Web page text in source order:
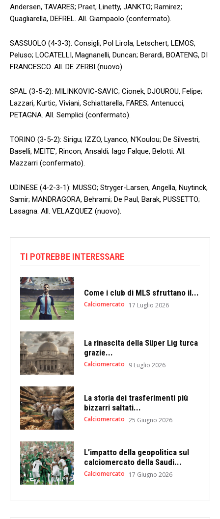
Andersen, TAVARES; Praet, Linetty, JANKTO; Ramirez;
Quagliarella, DEFREL. All. Giampaolo (confermato).
SASSUOLO (4-3-3): Consigli, Pol Lirola, Letschert, LEMOS,
Peluso; LOCATELLI, Magnanelli, Duncan; Berardi, BOATENG, DI
FRANCESCO. All. DE ZERBI (nuovo).
SPAL (3-5-2): MILINKOVIC-SAVIC; Cionek, DJOUROU, Felipe;
Lazzari, Kurtic, Viviani, Schiattarella, FARES; Antenucci,
PETAGNA. All. Semplici (confermato).
TORINO (3-5-2): Sirigu; IZZO, Lyanco, N’Koulou; De Silvestri,
Baselli, MEITE’, Rincon, Ansaldi; Iago Falque, Belotti. All.
Mazzarri (confermato).
UDINESE (4-2-3-1): MUSSO; Stryger-Larsen, Angella, Nuytinck,
Samir; MANDRAGORA, Behrami; De Paul, Barak, PUSSETTO;
Lasagna. All. VELAZQUEZ (nuovo).
TI POTREBBE INTERESSARE
Come i club di MLS sfruttano il...
Calciomercato 17 Luglio 2026
La rinascita della Süper Lig turca
grazie...
Calciomercato 9 Luglio 2026
La storia dei trasferimenti più
bizzarri saltati...
Calciomercato 25 Giugno 2026
L’impatto della geopolitica sul
calciomercato della Saudi...
Calciomercato 17 Giugno 2026